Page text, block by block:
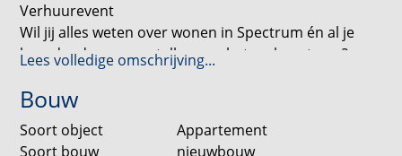
Verhuurevent
Wil jij alles weten over wonen in Spectrum én al je
brandende vragen stellen aan het verhuurteam?
Meld je dan via de projectwebsite hureninspectrum
aan voor het verhuurevent op donderdag 21 mei in
Lees volledige omschrijving...
Bouw
Soort object
Appartement
Soort bouw
nieuwbouw